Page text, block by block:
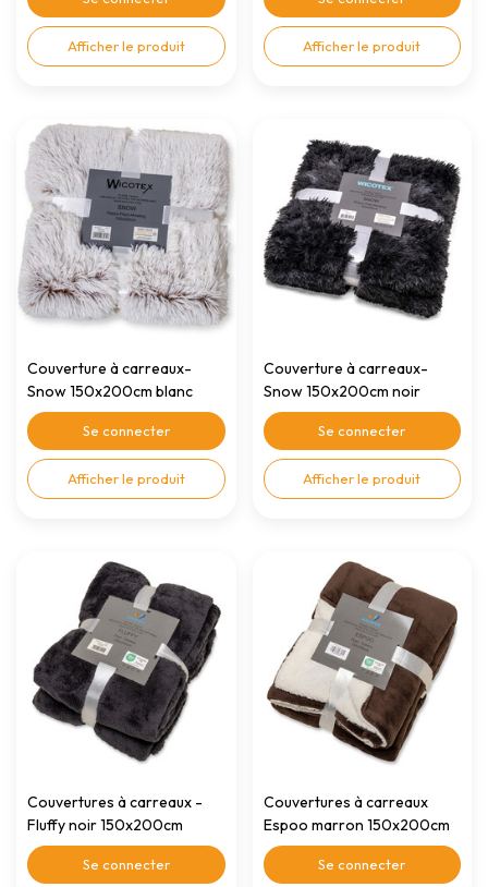
Afficher le produit Afficher le produit
Couverture à carreaux-
Snow 150x200cm blanc
brun
Se connecter
Afficher le produit
Couverture à carreaux-
Snow 150x200cm noir
mélangé
Se connecter
Afficher le produit
Couvertures à carreaux -
Fluffy noir 150x200cm
Se connecter
Couvertures à carreaux
Espoo marron 150x200cm
Se connecter